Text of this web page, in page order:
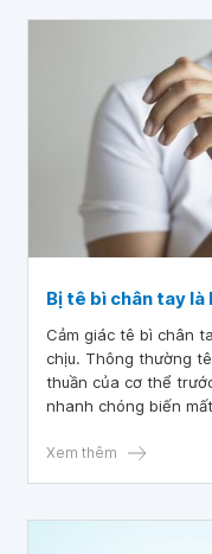
Bị tê bì chân tay là
Cảm giác tê bì chân
chịu. Thông thường
thuần của cơ thể
nhanh chóng biến
trạng bệnh lý nào đó.
Xem thêm